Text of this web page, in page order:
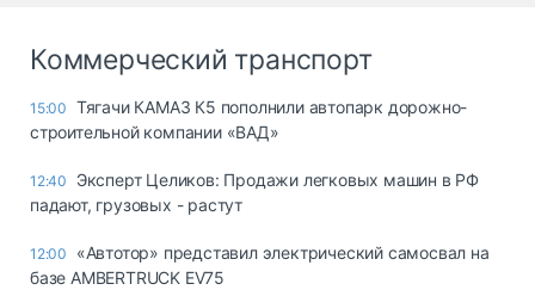
Коммерческий транспорт
15:00 Тягачи КАМАЗ К5 пополнили автопарк дорожно-
строительной компании «ВАД»
12:40
Эксперт Целиков: Продажи легковых машин в РФ
падают, грузовых - растут
12:00
«Автотор» представил электрический самосвал на
базе AMBERTRUCK EV75